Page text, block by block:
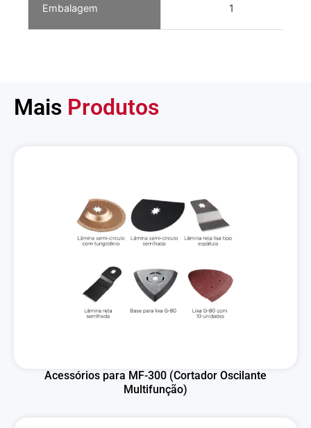
Embalagem 1
Mais Produtos
Acessórios para MF-300 (Cortador Oscilante
Multifunção)